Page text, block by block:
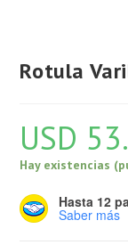
Rotula
USD
Hay existencias
Hasta 12
Saber más